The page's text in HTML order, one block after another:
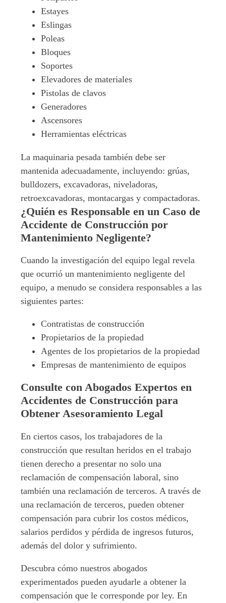
Estayes
Eslingas
Poleas
Bloques
Soportes
Elevadores de materiales
Pistolas de clavos
Generadores
Ascensores
Herramientas eléctricas
La maquinaria pesada también debe ser
mantenida adecuadamente, incluyendo: grúas,
bulldozers, excavadoras, niveladoras,
retroexcavadoras, montacargas y compactadoras.
¿Quién es Responsable en un Caso de
Accidente de Construcción por
Mantenimiento Negligente?
Cuando la investigación del equipo legal revela
que ocurrió un mantenimiento negligente del
equipo, a menudo se considera responsables a las
siguientes partes:
Contratistas de construcción
Propietarios de la propiedad
Agentes de los propietarios de la propiedad
Empresas de mantenimiento de equipos
Consulte con Abogados Expertos en
Accidentes de Construcción para
Obtener Asesoramiento Legal
En ciertos casos, los trabajadores de la
construcción que resultan heridos en el trabajo
tienen derecho a presentar no solo una
reclamación de compensación laboral, sino
también una reclamación de terceros. A través de
una reclamación de terceros, pueden obtener
compensación para cubrir los costos médicos,
salarios perdidos y pérdida de ingresos futuros,
además del dolor y sufrimiento.
Descubra cómo nuestros abogados
experimentados pueden ayudarle a obtener la
compensación que le corresponde por ley. En